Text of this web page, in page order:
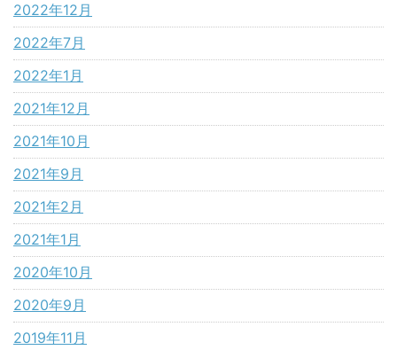
2022年12月
2022年7月
2022年1月
2021年12月
2021年10月
2021年9月
2021年2月
2021年1月
2020年10月
2020年9月
2019年11月